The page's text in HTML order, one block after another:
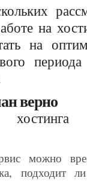
на
на
верно
можно
подходит